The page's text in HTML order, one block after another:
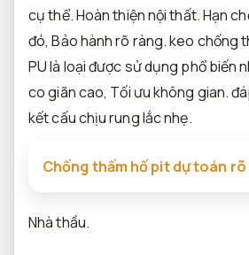
cụ thể.Hoàn thiện nội thất.Hạn
đó,Bảo hành rõ ràng.keo chống
PU là loại được sử dụng phổ biến
co giãn cao, Tối ưu không gian.
kết cấu chịu rung lắc nhẹ.
Chống thấm hố pit dự toán
Nhà thầu.